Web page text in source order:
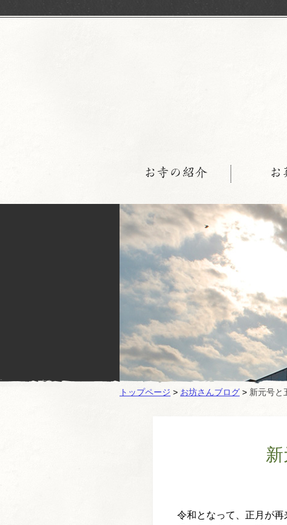
お寺の紹介 お
トップページ > お坊さんブログ > 新元号と
令和となって、正月が再